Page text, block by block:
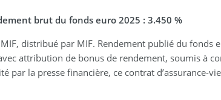
brut du fonds euro 2025 : 3.450 %
distribué par MIF. Rendement publié du fonds
attribution de bonus de rendement, soumis à
par la presse financière, ce contrat d’assurance-